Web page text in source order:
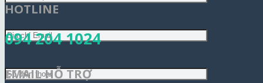
HOTLINE
094 204 1024
EMAIL HỖ TRỢ